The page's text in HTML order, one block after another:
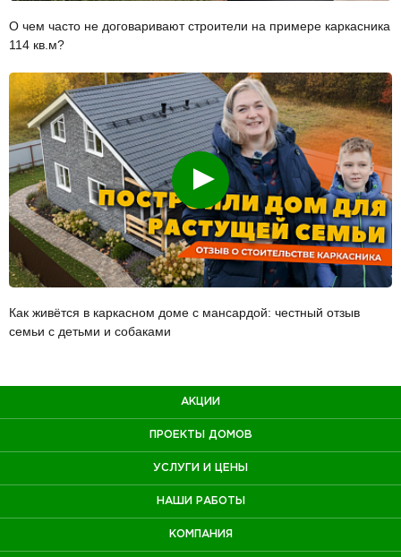
О чем часто не договаривают строители на примере каркасника
114 кв.м?
Смотреть
Как живётся в каркасном доме с мансардой: честный отзыв
семьи с детьми и собаками
АКЦИИ
ПРОЕКТЫ ДОМОВ
УСЛУГИ И ЦЕНЫ
НАШИ РАБОТЫ
КОМПАНИЯ